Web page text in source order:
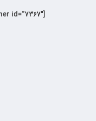
[wpc-weather id=”7367″/]